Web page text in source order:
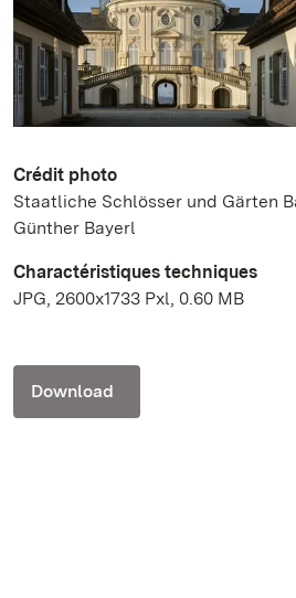
Crédit photo
Staatliche Schlösser und Gärten
Günther Bayerl
Charactéristiques techniques
JPG, 2600x1733 Pxl, 0.60 MB
Download